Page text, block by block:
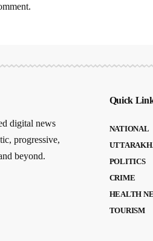
digital news
progressive,
beyond.
Quick
NATIONAL
POLITICS
CRIME
HEALTH
TOURISM